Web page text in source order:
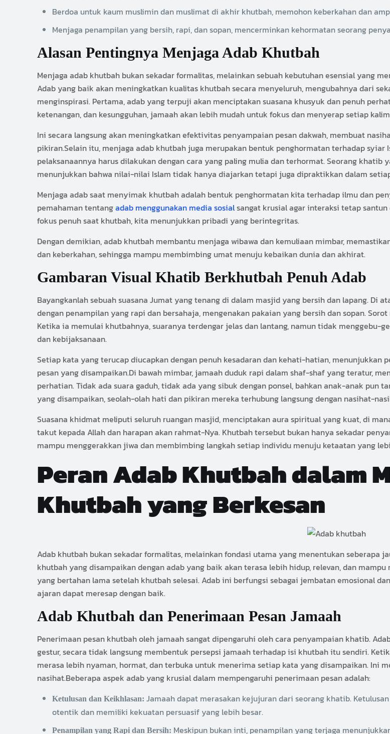
Berdoa untuk kaum muslimin dan muslimat di akhir khutbah, memohon keberkahan dan
Menjaga penampilan yang bersih, rapi, dan sopan, mencerminkan kehormatan seorang
Alasan Pentingnya Menjaga Adab Khutbah
Menjaga adab khutbah bukan sekadar formalitas, melainkan sebuah kebutuhan esensial yang
Adab yang baik akan meningkatkan kualitas khutbah secara menyeluruh, mengubahnya dari
menginspirasi. Pertama, adab yang terpuji akan menciptakan suasana khusyuk dan penuh
ketenangan, dan kesungguhan, jamaah akan lebih mudah untuk fokus dan menyerap setiap
Ini secara langsung akan meningkatkan efektivitas penyampaian pesan dakwah, membuat
pikiran.Selain itu, menjaga adab khutbah juga merupakan bentuk penghormatan terhadap
pelaksanaannya harus dilakukan dengan cara yang paling mulia dan terhormat. Seorang
menunjukkan bahwa nilai-nilai Islam tidak hanya diajarkan tetapi juga dipraktikkan dalam
Menjaga adab saat menyimak khutbah adalah bentuk penghormatan kita terhadap ilmu dan
pemahaman tentangadab menggunakan media sosialsangat krusial agar interaksi tetap
fokus penuh saat khutbah, kita menunjukkan pribadi yang berintegritas.
Dengan demikian, adab khutbah membantu menjaga wibawa dan kemuliaan mimbar,
dan keberkahan, sehingga mampu membimbing umat menuju kebaikan dunia dan akhirat.
Gambaran Visual Khatib Berkhutbah Penuh Adab
Bayangkanlah sebuah suasana Jumat yang tenang di dalam masjid yang bersih dan lapang. Di
dengan penampilan yang rapi dan bersahaja, mengenakan pakaian yang bersih dan sopan.
Ketika ia memulai khutbahnya, suaranya terdengar jelas dan lantang, namun tidak menggebu-
dan kebijaksanaan.
Setiap kata yang terucap diucapkan dengan penuh kesadaran dan kehati-hatian, menunjukkan
pesan yang disampaikan.Di bawah mimbar, jamaah duduk rapi dalam shaf-shaf yang teratur,
perhatian. Tidak ada suara gaduh, tidak ada yang sibuk dengan ponsel, bahkan anak-anak pun
yang disampaikan, seolah-olah hati dan pikiran mereka terhubung langsung dengan nasihat-
Suasana khidmat meliputi seluruh ruangan masjid, menciptakan aura spiritual yang kuat, di
takut kepada Allah dan harapan akan rahmat-Nya. Khutbah tersebut bukan hanya sekadar
mampu menggerakkan jiwa dan membimbing langkah setiap individu menuju ketaatan yang
Peran Adab Khutbah dalam
Khutbah yang Berkesan
Adab khutbah bukan sekadar formalitas, melainkan fondasi utama yang menentukan seberapa
khutbah yang disampaikan dengan adab yang baik akan terasa lebih hidup, relevan, dan
yang bertahan lama setelah khutbah selesai. Adab ini berfungsi sebagai jembatan emosional
ajaran dapat meresap dengan baik.
Adab Khutbah dan Penerimaan Pesan Jamaah
Penerimaan pesan khutbah oleh jamaah sangat dipengaruhi oleh cara penyampaian khatib.
gestur, secara tidak langsung membentuk persepsi jamaah terhadap isi khutbah itu sendiri.
merasa lebih nyaman, hormat, dan terbuka untuk menerima setiap kata yang disampaikan. Ini
nasihat.Beberapa aspek adab yang krusial dalam mempengaruhi penerimaan pesan adalah:
Ketulusan dan Keikhlasan: Jamaah dapat merasakan kejujuran dari seorang khatib.
otentik dan memiliki kekuatan persuasif yang lebih besar.
Penampilan yang Rapi dan Bersih: Meskipun bukan inti, penampilan yang terjaga